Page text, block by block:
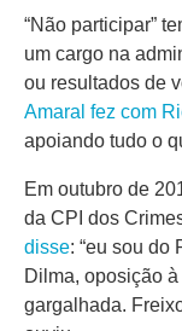
“Não participar”
um cargo na
ou resultados de
Amaral fez com
apoiando tudo o
Em outubro de
da CPI dos
disse: “eu sou do
Dilma, oposição
gargalhada.